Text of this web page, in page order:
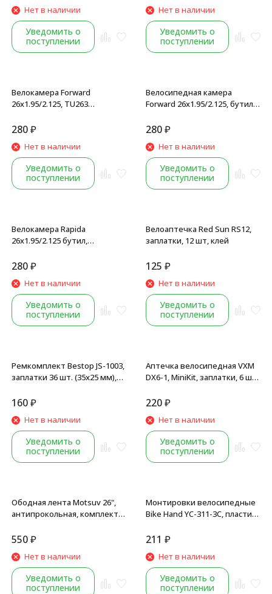
Нет в наличии
Уведомить о
поступлении
Нет в наличии
Уведомить о
поступлении
Велокамера Forward
26x1.95/2.125, TU263
черный
280₽
Нет в наличии
Уведомить о
поступлении
Велосипедная камера
Forward 26x1.95/2.125, бутил
(Wanda), Black
280₽
Нет в наличии
Уведомить о
поступлении
Велокамера Rapida
26x1.95/2.125 бутил,
инд.упаковка
280₽
Нет в наличии
Уведомить о
поступлении
Велоаптечка Red Sun RS12,
заплатки, 12 шт, клей
125 ₽
Нет в наличии
Уведомить о
поступлении
Ремкомплект Bestop JS-1003,
заплатки 36 шт. (35x25 мм),
160₽
Нет в наличии
Уведомить о
поступлении
Аптечка велосипедная VXM
DX6-1, MiniKit, заплатки, 6 шт.,
220₽
Нет в наличии
Уведомить о
поступлении
Ободная лента Motsuv 26",
антипрокольная, комплект
550₽
Нет в наличии
Уведомить о
поступлении
Монтировки велосипедные
Bike Hand YC-311-3С, пластик/
желтый
211 ₽
Нет в наличии
Уведомить о
поступлении